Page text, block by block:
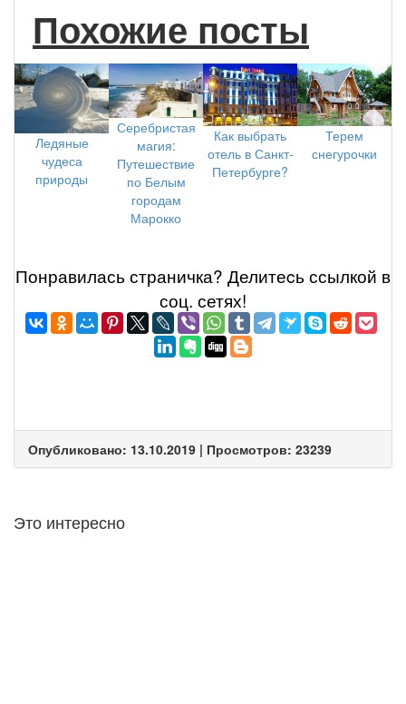
Похожие посты
Ледяные
чудеса
природы
Серебристая
магия:
Путешествие
по Белым
городам
Марокко
Как выбрать
отель в Санкт-
Петербурге?
Терем
снегурочки
Понравилась страничка? Делитеcь ссылкой в
соц. сетях!
Опубликовано: 13.10.2019 | Просмотров: 23239
Это интересно